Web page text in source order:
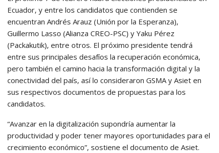
Ecuador, y entre los candidatos que contienden se
encuentran Andrés Arauz (Unión por la Esperanza),
Guillermo Lasso (Alianza CREO-PSC) y Yaku Pérez
(Packakutik), entre otros. El próximo presidente tendrá
entre sus principales desafíos la recuperación económica,
pero también el camino hacia la transformación digital y la
conectividad del país, así lo consideraron GSMA y Asiet en
sus respectivos documentos de propuestas para los
candidatos.
“Avanzar en la digitalización supondría aumentar la
productividad y poder tener mayores oportunidades para el
crecimiento económico”, sostiene el documento de Asiet.